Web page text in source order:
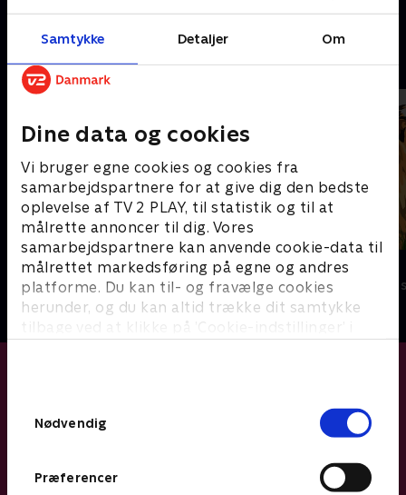
Samtykke Detaljer Om
Dine data og cookies
Vi bruger egne cookies og cookies fra
samarbejdspartnere for at give dig den bedste
oplevelse af TV 2 PLAY, til statistik og til at
målrette annoncer til dig. Vores
samarbejdspartnere kan anvende cookie-data til
målrettet markedsføring på egne og andres
platforme. Du kan til- og fravælge cookies
herunder, og du kan altid trække dit samtykke
tilbage ved at klikke på ’Cookie-indstillinger’ i
Nødvendig
Præferencer
Andre så også
Miniteve: I vandet
Børneserier • 1 sæsoner
Zoo
Børneserier • 1